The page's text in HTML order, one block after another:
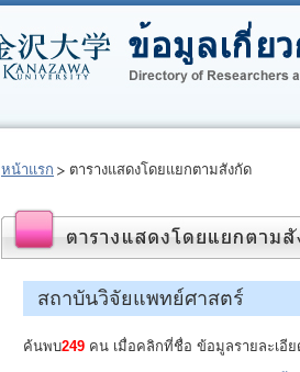
หน้าแรก ตารางแสดงโดยแยกตามสังกัด
สถาบันวิจัยแพทย์ศาสตร์
ค้นพบ249 คน เมื่อคลิกที่ชื่อ ข้อมูลรายละเอี